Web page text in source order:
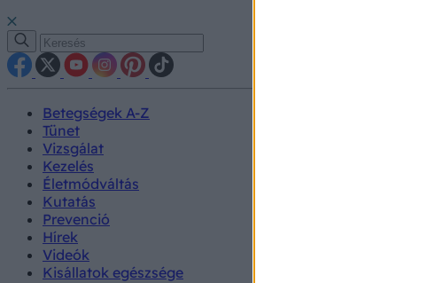
Betegségek A-Z
Tünet
Vizsgálat
Kezelés
Életmódváltás
Kutatás
Prevenció
Hírek
Videók
Kisállatok egészsége